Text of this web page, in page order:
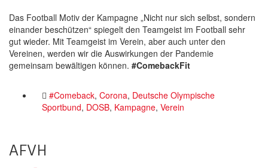
Das Football Motiv der Kampagne „Nicht nur sich selbst, sondern
einander beschützen“ spiegelt den Teamgeist im Football sehr
gut wieder. Mit Teamgeist im Verein, aber auch unter den
Vereinen, werden wir die Auswirkungen der Pandemie
gemeinsam bewältigen können. #ComebackFit
#Comeback, Corona, Deutsche Olympische
Sportbund, DOSB, Kampagne, Verein
AFVH